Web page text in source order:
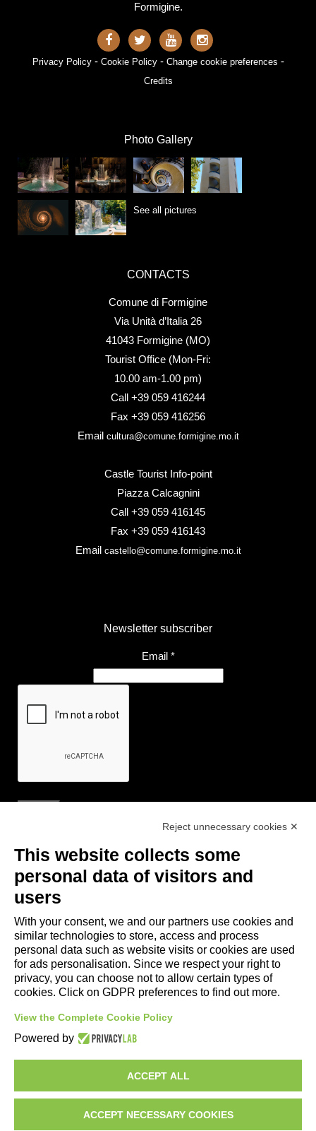
Formigine.
Privacy Policy- Cookie Policy- Change cookie preferences -
Credits
Photo Gallery
See all pictures
CONTACTS
Comune di Formigine
Via Unità d’Italia 26
41043 Formigine (MO)
Tourist Office (Mon-Fri:
10.00 am-1.00 pm)
Call +39 059 416244
Fax +39 059 416256
Email cultura@comune.formigine.mo.it
Castle Tourist Info-point
Piazza Calcagnini
Call +39 059 416145
Fax +39 059 416143
Email castello@comune.formigine.mo.it
Newsletter subscriber
Email *
- Tourist Information and Hospitality Office of Maranello, Fiorano M.,
- Local pubblic transports
- Trenitalia
Apps download
- Maranello e Dintorni App for iPhone
Reject unnecessary cookies ✕
This website collects some
personal data of visitors and
users
With your consent, we and our partners use cookies and
similar technologies to store, access and process
personal data such as website visits or cookies are used
for ads personalisation. Since we respect your right to
privacy, you can choose not to allow certain types of
cookies. Click on GDPR preferences to find out more.
View the Complete Cookie Policy
Powered by
ACCEPT ALL
ACCEPT NECESSARY COOKIES